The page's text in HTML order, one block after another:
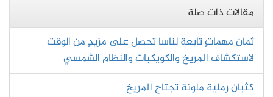
مقالات ذات صلة
ثمانِ مهماتٍ تابعة لناسا تحصل على مزيدٍ من الوقت
لاستكشاف المريخ والكويكبات والنظام الشمسي
كثبان رملية ملونة تجتاح المريخ